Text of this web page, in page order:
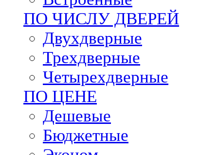
ПО ЧИСЛУ ДВЕРЕЙ
Двухдверные
Трехдверные
Четырехдверные
ПО ЦЕНЕ
Дешевые
Бюджетные